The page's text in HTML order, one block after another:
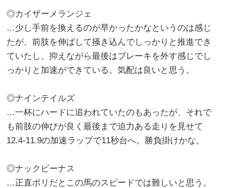
◎カイザーメランジェ
…少し手前を換えるのが早かったかなというのは感じ
たが、前肢を伸ばして掻き込んでしっかりと推進でき
ていたし、抑えながら最後はブレーキを外す感じでし
っかりと加速ができている。気配は良いと思う。
◎ナインテイルズ
…一杯にハードに追われていたのもあったが、それで
も前肢の伸びが良く最後まで迫力ある走りを見せて
12.4-11.9の加速ラップで11秒台へ。勝負掛けかな。
◎ナックビーナス
…正直ポリだとこの馬のスピードでは難しいと思う。